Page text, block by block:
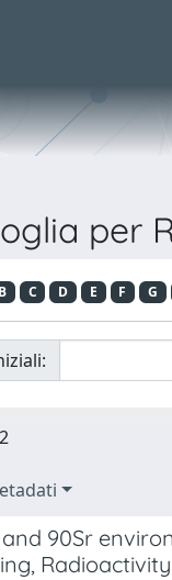
per
B C D E F G
90Sr